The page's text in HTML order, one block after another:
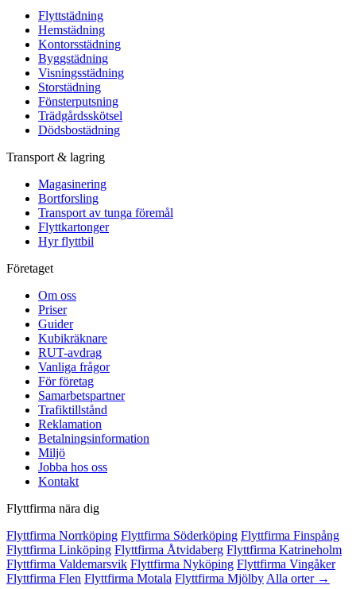
Flyttstädning
Hemstädning
Kontorsstädning
Byggstädning
Visningsstädning
Storstädning
Fönsterputsning
Trädgårdsskötsel
Dödsbostädning
Transport & lagring
Magasinering
Bortforsling
Transport av tunga föremål
Flyttkartonger
Hyr flyttbil
Företaget
Om oss
Priser
Guider
Kubikräknare
RUT-avdrag
Vanliga frågor
För företag
Samarbetspartner
Trafiktillstånd
Reklamation
Betalningsinformation
Miljö
Jobba hos oss
Kontakt
Flyttfirma nära dig
Flyttfirma Norrköping Flyttfirma Söderköping Flyttfirma Finspång
Flyttfirma Linköping Flyttfirma Åtvidaberg Flyttfirma Katrineholm
Flyttfirma Valdemarsvik Flyttfirma Nyköping Flyttfirma Vingåker
Flyttfirma Flen Flyttfirma Motala Flyttfirma Mjölby Alla orter →